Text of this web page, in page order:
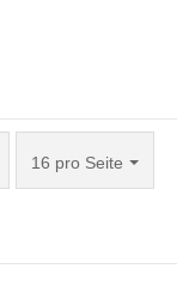
16 pro Seite
pro Seite